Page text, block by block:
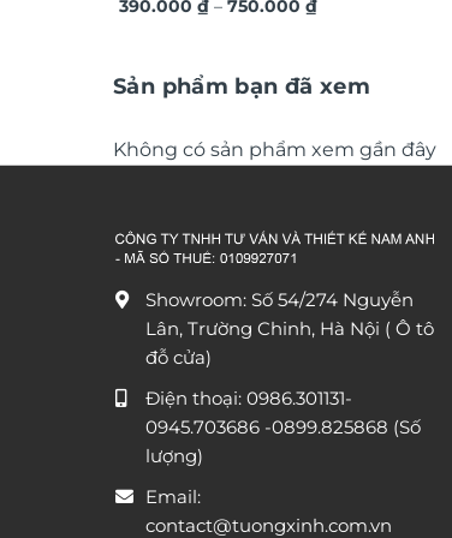
Việt Nam VN14
390.000₫ – 750.000₫Khoảng
750.000 ₫
Sản phẩm bạn đã xem
Không có sản phẩm xem gần đây
Showroom: Số 54/274 Nguyễn
Lân, Trường Chinh, Hà Nội ( Ô tô
đỗ cửa)
Điện thoại: 0986.301131-
0945.703686 -0899.825868 (Số
lượng)
Email:
contact@tuongxinh.com.vn